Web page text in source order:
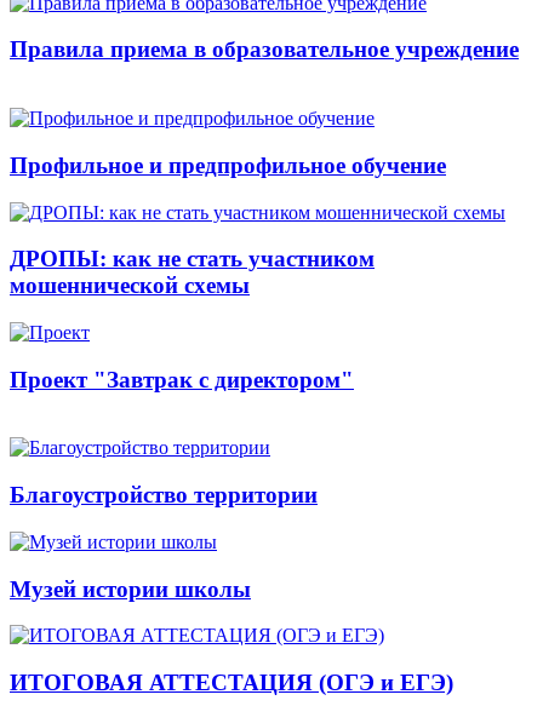
Правила приема в образовательное учреждение
Профильное и предпрофильное обучение
ДРОПЫ: как не стать участником
мошеннической схемы
Проект "Завтрак с директором"
Благоустройство территории
Музей истории школы
ИТОГОВАЯ АТТЕСТАЦИЯ (ОГЭ и ЕГЭ)